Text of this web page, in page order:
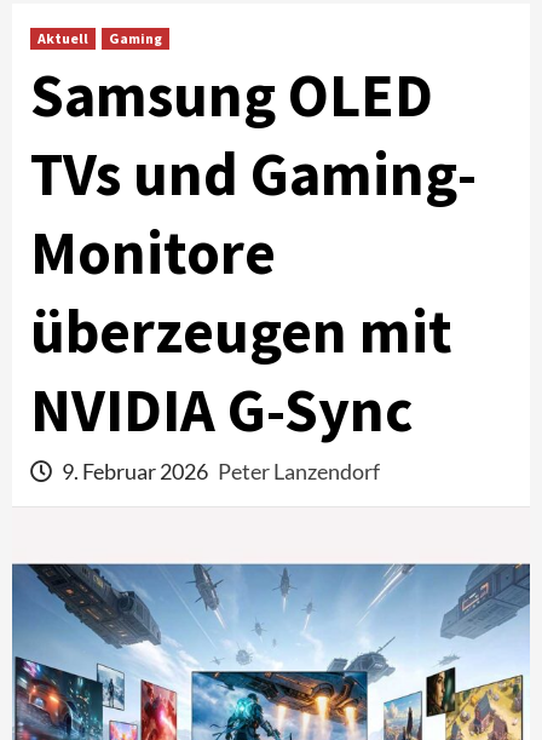
Aktuell Gaming
Samsung OLED
TVs und Gaming-
Monitore
überzeugen mit
NVIDIA G-Sync
9. Februar 2026 Peter Lanzendorf